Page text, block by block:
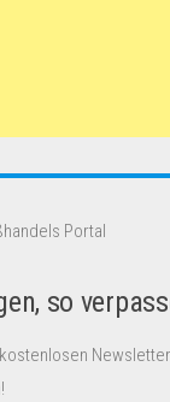
Portal
so